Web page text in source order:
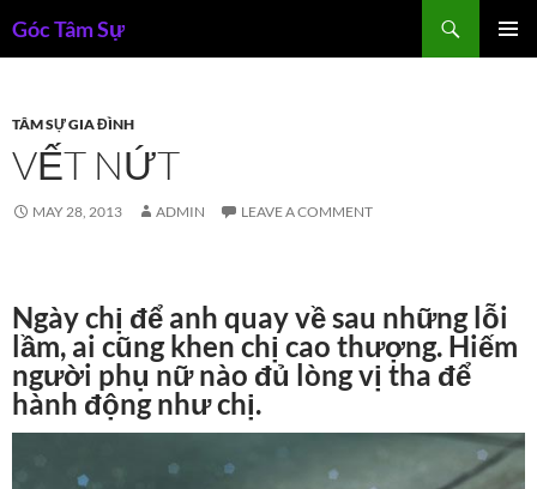
toGóc Tâm Sự
TÂM SỰ GIA ĐÌNH
VẾT NỨT
MAY 28, 2013 ADMIN LEAVE A COMMENT
Ngày chị để anh quay về sau những lỗi
lầm, ai cũng khen chị cao thượng. Hiếm
người phụ nữ nào đủ lòng vị tha để
hành động như chị.